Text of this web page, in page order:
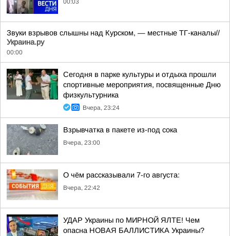
00:03
Звуки взрывов слышны над Курском, — местные ТГ-каналы//
Украина.ру
00:00
Сегодня в парке культуры и отдыха прошли
спортивные мероприятия, посвященные Дню
физкультурника
Вчера, 23:24
Взрывчатка в пакете из-под сока
Вчера, 23:00
О чём рассказывали 7-го августа:
Вчера, 22:42
УДАР Украины по МИРНОЙ ЯЛТЕ! Чем
опасна НОВАЯ БАЛЛИСТИКА Украины?